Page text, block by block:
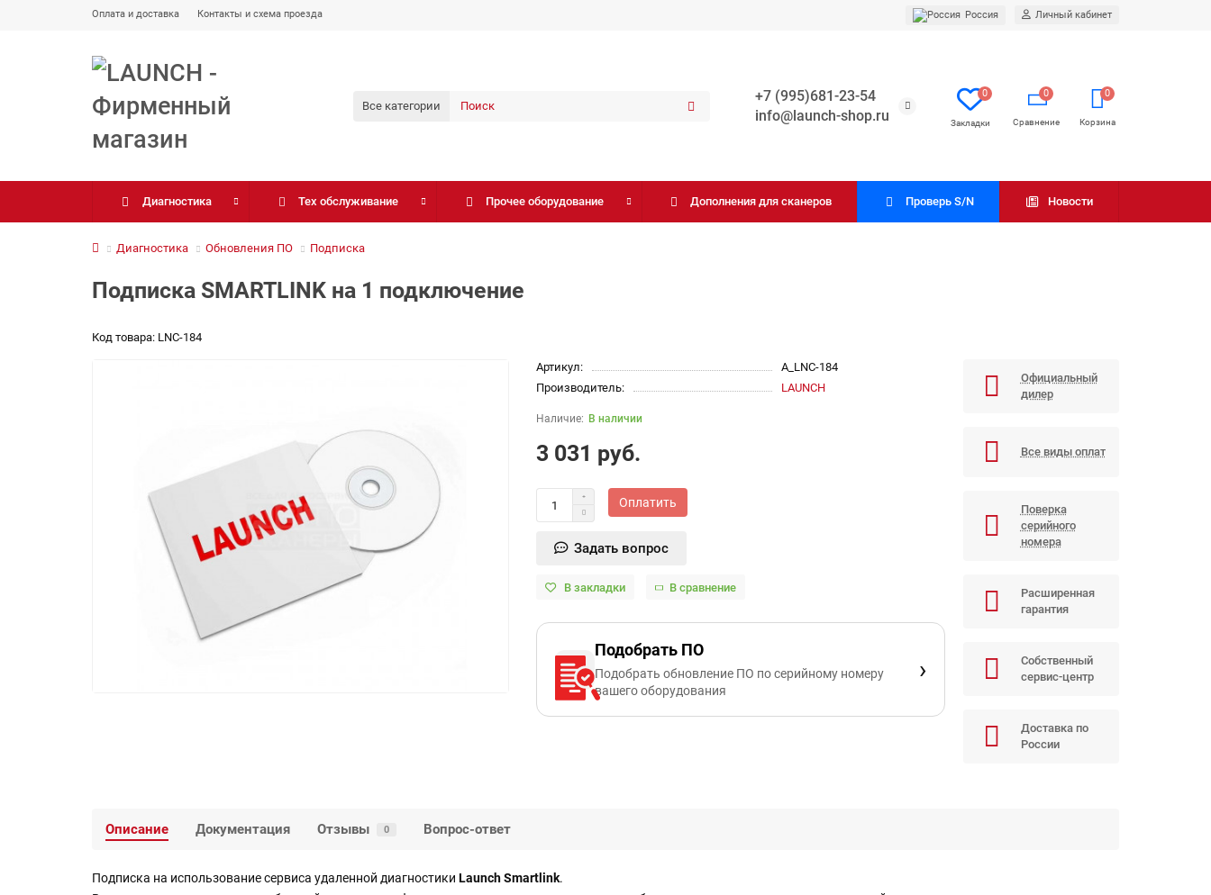
Оплата и доставка Контакты и схема проезда Россия Личный кабинет
Все категории
+7 (995)681-23-54
info@launch-shop.ru
0 0 0
Диагностика Тех обслуживание Прочее оборудование Дополнения для сканеров Проверь S/N Новости
Диагностика Обновления ПО Подписка
Подписка SMARTLINK на 1 подключение
Код товара: LNC-184
Артикул:
A_LNC-184
Производитель:
LAUNCH
В наличии
3 031 руб.
Оплатить
Задать вопрос
В закладки В сравнение
Подобрать ПО
Подобрать обновление ПО по серийному номеру
вашего оборудования
›
Официальный
дилер
Все виды оплат
Поверка
серийного
номера
Расширенная
гарантия
Собственный
сервис-центр
Доставка по
России
Описание Документация Отзывы 0 Вопрос-ответ
Подписка на использование сервиса удаленной диагностики Launch Smartlink.